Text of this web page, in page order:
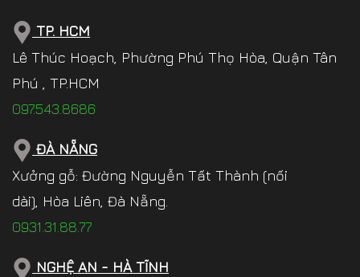
TP. HCM
Lê Thúc Hoạch, Phường Phú Thọ Hòa, Quận Tân
Phú , TP.HCM
097.543.8686
ĐÀ NẴNG
Xưởng gỗ: Đường Nguyễn Tất Thành (nối
dài), Hòa Liên, Đà Nẵng.
0931.31.88.77
NGHỆ AN - HÀ TĨNH